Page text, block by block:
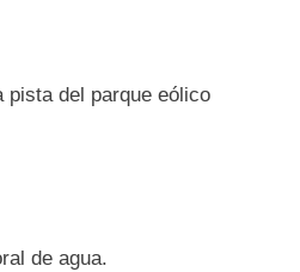
pista del parque eólico
de agua.